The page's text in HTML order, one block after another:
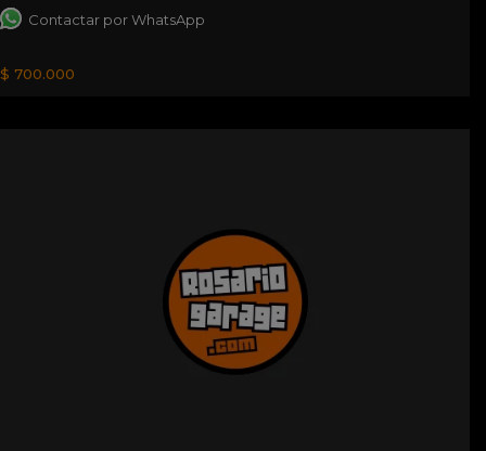
Contactar por WhatsApp
$ 700.000